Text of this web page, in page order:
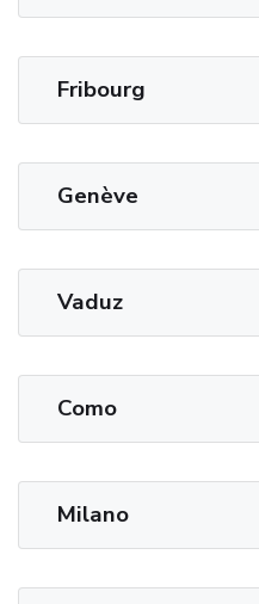
Fribourg
Genève
Vaduz
Como
Milano